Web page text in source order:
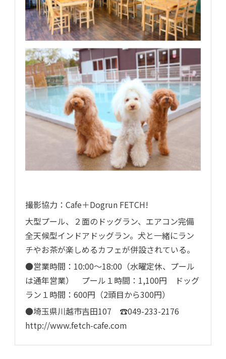
撮影協力：Cafe＋Dogrun FETCH!
大型プール、２面のドッグラン、エアコン完備
全天候型インドアドッグラン。犬と一緒にラン
チやお茶が楽しめるカフェが併設されている。
●営業時間：10:00〜18:00（水曜定休、プール
は通年営業） プール１時間：1,100円 ドッグ
ラン１時間：600円（2頭目から300円）
●埼玉県川越市吉田107 ☎049-233-2176
http://www.fetch-cafe.com